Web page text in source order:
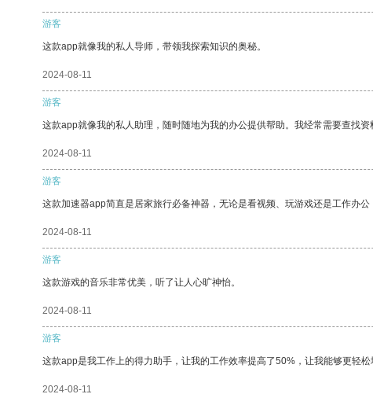
游客
这款app就像我的私人导师，带领我探索知识的奥秘。
2024-08-11
游客
这款app就像我的私人助理，随时随地为我的办公提供帮助。我经常需要查找
2024-08-11
游客
这款加速器app简直是居家旅行必备神器，无论是看视频、玩游戏还是工作办
2024-08-11
游客
这款游戏的音乐非常优美，听了让人心旷神怡。
2024-08-11
游客
这款app是我工作上的得力助手，让我的工作效率提高了50%，让我能够更轻松
2024-08-11